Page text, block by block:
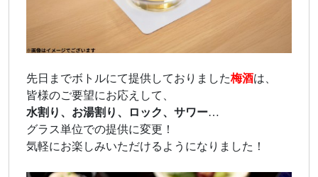
先日までボトルにて提供しておりました梅酒は、
皆様のご要望にお応えして、
水割り、お湯割り、ロック、サワー…
グラス単位での提供に変更！
気軽にお楽しみいただけるようになりました！